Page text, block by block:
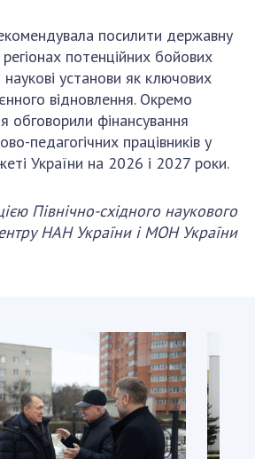
посилити державну
потенційних бойових
установи як ключових
відновлення. Окремо
обговорили фінансування
педагогічних працівників у
України на 2026 і 2027 роки.
Північно-східного наукового
НАН України і МОН України